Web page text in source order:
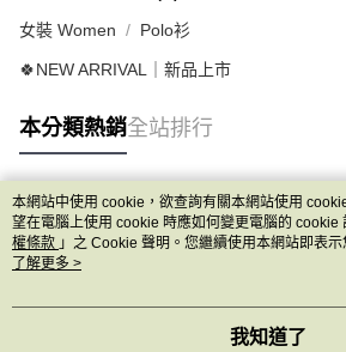
女裝 Women Polo衫
🍀NEW ARRIVAL｜新品上市
本分類熱銷全站排行
熱門標籤
本網站中使用 cookie，欲查詢有關本網站使用
望在電腦上使用 cookie 時應如何變更電腦的 cookie
權條款 」之 Cookie 聲明。您繼續使用本網站即表
用條款之 Cookie 聲明使用 cookie。
了解更多 >
我知道了